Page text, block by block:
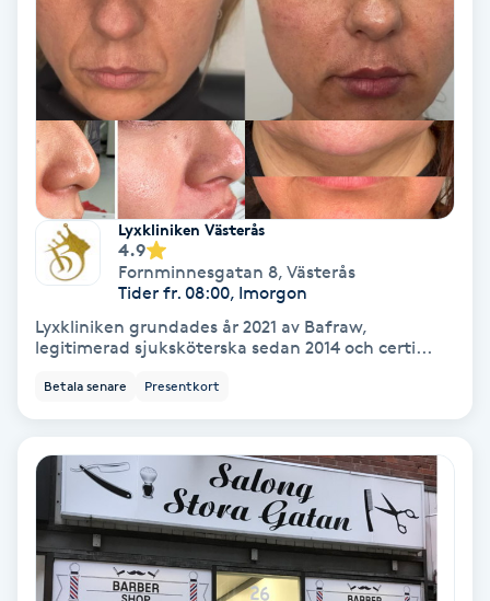
Naprapati
Navelpiercing
NBE-massage
Ny frisyr
Olaplex
Olaplexbehandling
Ombre brows
Ombre naglar
Optiker
Lyxkliniken Västerås
4.9
Fornminnesgatan 8, Västerås
Tider fr. 08:00, Imorgon
Lyxkliniken grundades år 2021 av Bafraw,
legitimerad sjuksköterska sedan 2014 och certi...
Betala senare Presentkort